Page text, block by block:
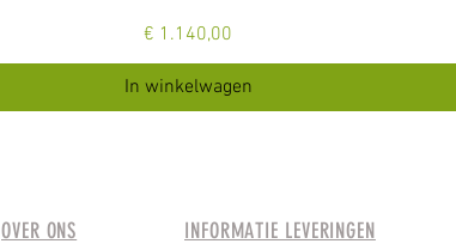
Prijs
€ 1.140,00
In winkelwagen
OVER ONS INFORMATIE LEVERINGEN